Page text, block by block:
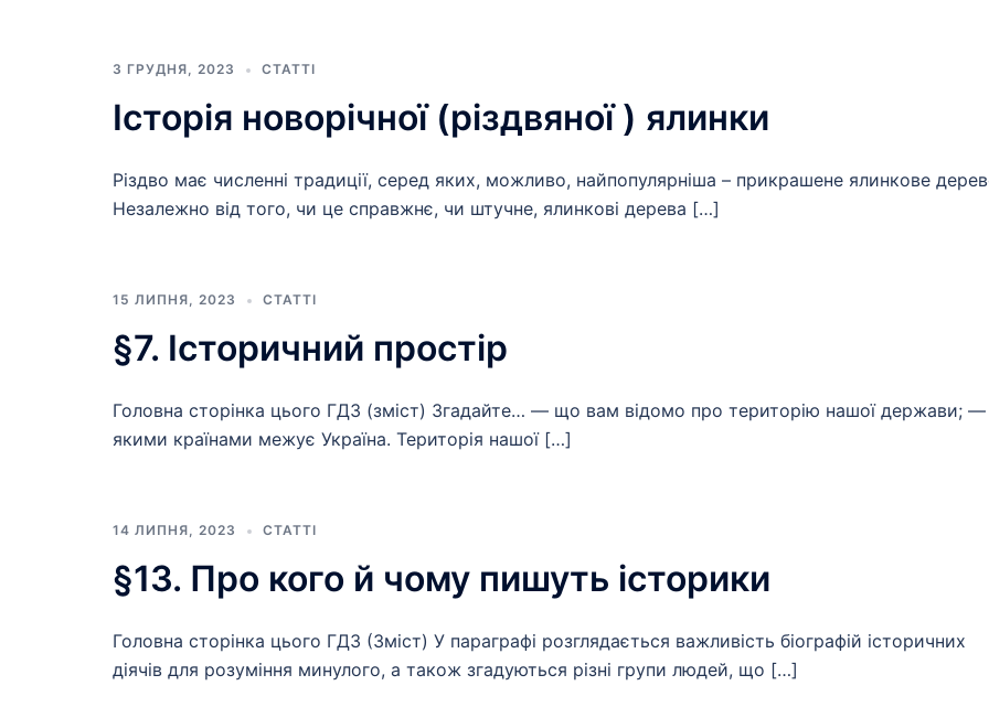
3 ГРУДНЯ, 2023 СТАТТІ
Історія новорічної (різдвяної ) ялинки
Різдво має численні традиції, серед яких, можливо, найпопулярніша – прикрашене ялинкове
Незалежно від того, чи це справжнє, чи штучне, ялинкові дерева […]
15 ЛИПНЯ, 2023 СТАТТІ
§7. Історичний простір
Головна сторінка цього ГДЗ (зміст) Згадайте… — що вам відомо про територію нашої держави; —
якими країнами межує Україна. Територія нашої […]
14 ЛИПНЯ, 2023 СТАТТІ
§13. Про кого й чому пишуть історики
Головна сторінка цього ГДЗ (Зміст) У параграфі розглядається важливість біографій історичних
діячів для розуміння минулого, а також згадуються різні групи людей, що […]